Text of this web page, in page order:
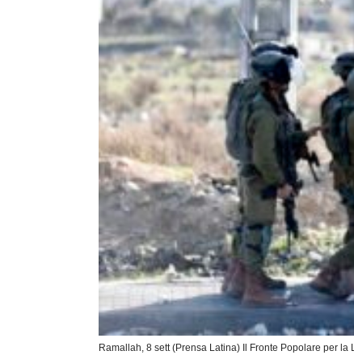
Ramallah, 8 sett (Prensa Latina) Il Fronte Popolare per